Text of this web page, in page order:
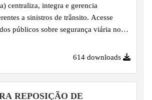
centraliza, integra e gerencia
a sinistros de trânsito. Acesse
públicos sobre segurança viária no
Os dados sobre Eventos de Sinistro
em arquivos CSV consolidados614 downloads
REPOSIÇÃO DE